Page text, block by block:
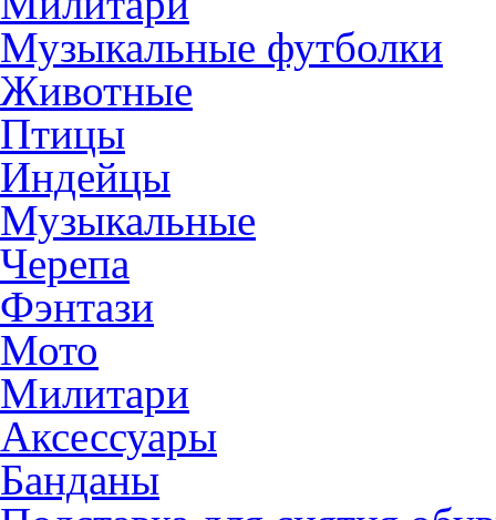
Музыкальные футболки
Животные
Птицы
Индейцы
Музыкальные
Черепа
Фэнтази
Мото
Милитари
Аксессуары
Банданы